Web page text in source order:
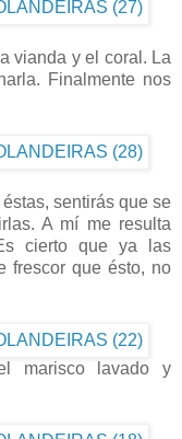
vianda y el coral. La
Finalmente nos
sentirás que se
A mí me resulta
cierto que ya las
frescor que ésto, no
marisco lavado y